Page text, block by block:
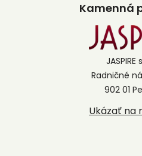
Kamenná
JASPIRE
Radničné
902 01
Ukázať na